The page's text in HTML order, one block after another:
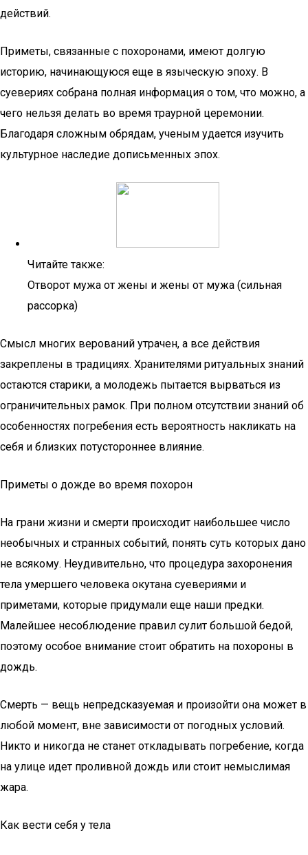
действий.
Приметы, связанные с похоронами, имеют долгую
историю, начинающуюся еще в языческую эпоху. В
суевериях собрана полная информация о том, что можно, а
чего нельзя делать во время траурной церемонии.
Благодаря сложным обрядам, ученым удается изучить
культурное наследие дописьменных эпох.
Читайте также:
Отворот мужа от жены и жены от мужа (сильная
рассорка)
Смысл многих верований утрачен, а все действия
закреплены в традициях. Хранителями ритуальных знаний
остаются старики, а молодежь пытается вырваться из
ограничительных рамок. При полном отсутствии знаний об
особенностях погребения есть вероятность накликать на
себя и близких потустороннее влияние.
Приметы о дожде во время похорон
На грани жизни и смерти происходит наибольшее число
необычных и странных событий, понять суть которых дано
не всякому. Неудивительно, что процедура захоронения
тела умершего человека окутана суевериями и
приметами, которые придумали еще наши предки.
Малейшее несоблюдение правил сулит большой бедой,
поэтому особое внимание стоит обратить на похороны в
дождь.
Смерть — вещь непредсказуемая и произойти она может в
любой момент, вне зависимости от погодных условий.
Никто и никогда не станет откладывать погребение, когда
на улице идет проливной дождь или стоит немыслимая
жара.
Как вести себя у тела